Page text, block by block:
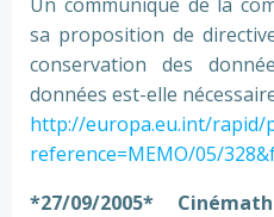
sa proposition de
conservation des
données est-elle
http://europa.eu.int/rapid/
reference=MEMO/05/
*27/09/2005*